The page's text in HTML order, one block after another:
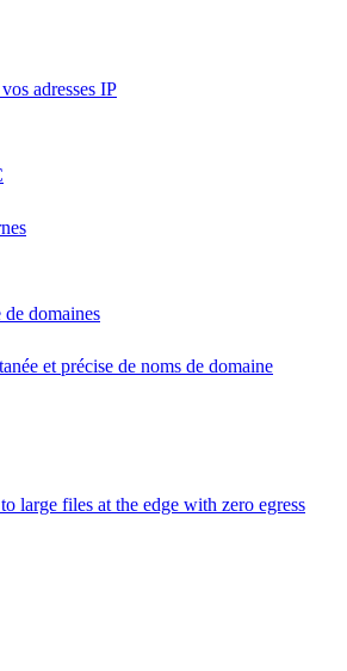
adresses IP
domaines
et précise de noms de domaine
large files at the edge with zero egress